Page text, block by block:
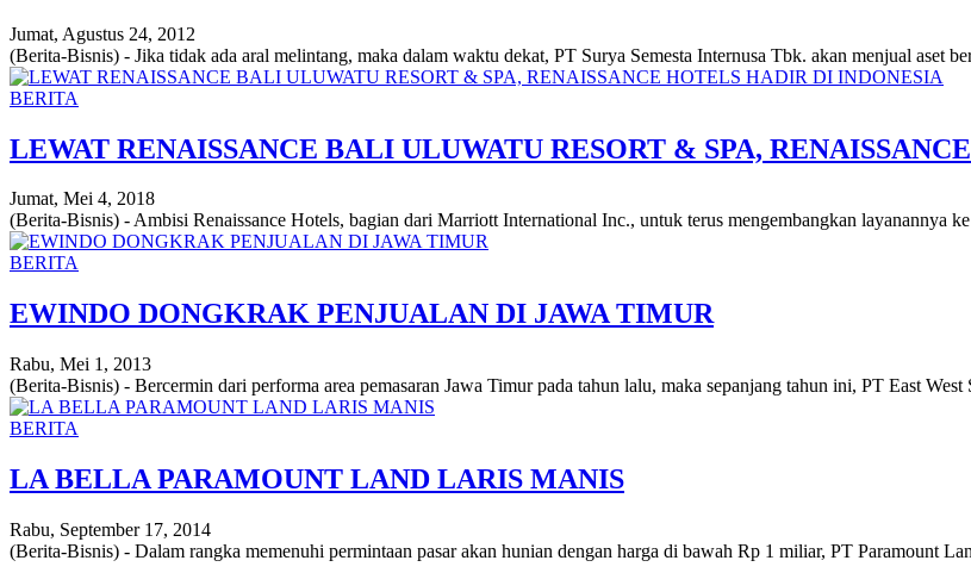
Jumat, Agustus 24, 2012
(Berita-Bisnis) - Jika tidak ada aral melintang, maka dalam waktu dekat, PT Surya Semesta Internusa Tbk. akan menjual aset
BERITA
LEWAT RENAISSANCE BALI ULUWATU RESORT & SPA,
Jumat, Mei 4, 2018
(Berita-Bisnis) - Ambisi Renaissance Hotels, bagian dari Marriott International Inc., untuk terus mengembangkan layanannya
BERITA
EWINDO DONGKRAK PENJUALAN DI JAWA TIMUR
Rabu, Mei 1, 2013
(Berita-Bisnis) - Bercermin dari performa area pemasaran Jawa Timur pada tahun lalu, maka sepanjang tahun ini, PT East West
BERITA
LA BELLA PARAMOUNT LAND LARIS MANIS
Rabu, September 17, 2014
(Berita-Bisnis) - Dalam rangka memenuhi permintaan pasar akan hunian dengan harga di bawah Rp 1 miliar, PT Paramount